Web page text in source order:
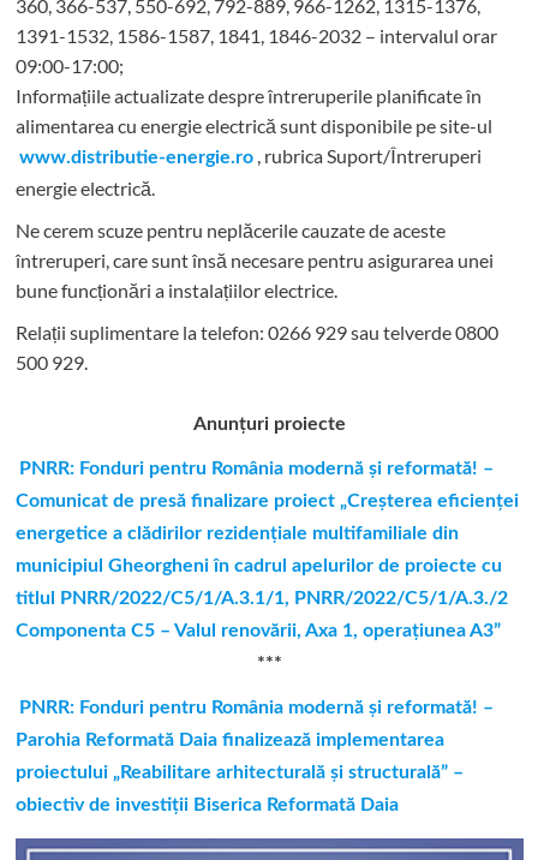
360, 366-537, 550-692, 792-889, 966-1262, 1315-1376,
1391-1532, 1586-1587, 1841, 1846-2032 – intervalul orar
09:00-17:00;
Informațiile actualizate despre întreruperile planificate în
alimentarea cu energie electrică sunt disponibile pe site-ul
www.distributie-energie.ro
, rubrica Suport/Întreruperi
energie electrică.
Ne cerem scuze pentru neplăcerile cauzate de aceste
întreruperi, care sunt însă necesare pentru asigurarea unei
bune funcționări a instalațiilor electrice.
Relații suplimentare la telefon: 0266 929 sau telverde 0800
500 929.
Anunțuri proiecte
PNRR: Fonduri pentru România modernă şi reformată! –
Comunicat de presă finalizare proiect „Creşterea eficienţei
energetice a clădirilor rezidenţiale multifamiliale din
municipiul Gheorgheni în cadrul apelurilor de proiecte cu
titlul PNRR/2022/C5/1/A.3.1/1, PNRR/2022/C5/1/A.3./2
Componenta C5 – Valul renovării, Axa 1, operaţiunea A3”
***
PNRR: Fonduri pentru România modernă și reformată! –
Parohia Reformată Daia finalizează implementarea
proiectului „Reabilitare arhitecturală și structurală” –
obiectiv de investiții Biserica Reformată Daia